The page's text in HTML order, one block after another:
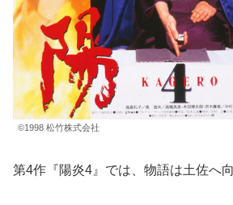
©1998 松竹株式会社
第4作『陽炎4』では、物語は土佐へ向